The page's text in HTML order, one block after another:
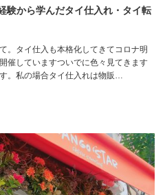
験から学んだタイ仕入れ・タイ転
。タイ仕入も本格化してきてコロナ明
催していますついでに色々見てきます
。私の場合タイ仕入れは物販…